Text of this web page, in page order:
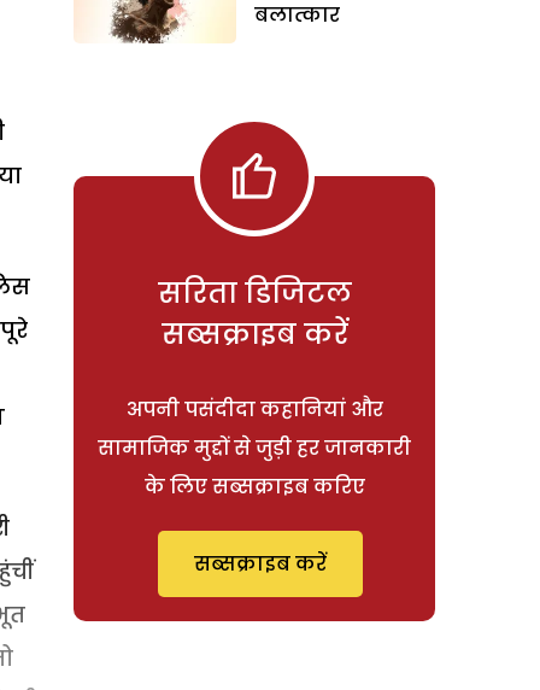
बलात्कार
सरिता डिजिटल
सब्सक्राइब करें
अपनी पसंदीदा कहानियां और
सामाजिक मुद्दों से जुड़ी हर जानकारी
के लिए सब्सक्राइब करिए
सब्सक्राइब करें